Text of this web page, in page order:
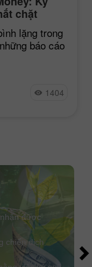
chặt
lặng trong
báo cáo
1404
được
chiến dịch